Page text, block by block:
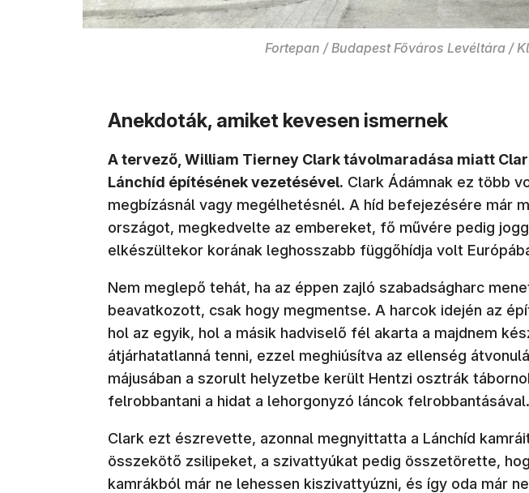
Fortepan / Budapest Főváros Levéltára /
Anekdoták, amiket kevesen ismernek
A tervező, William Tierney Clark távolmaradása miatt
Lánchíd építésének vezetésével. Clark Ádámnak ez több
megbízásnál vagy megélhetésnél. A híd befejezésére már
országot, megkedvelte az embereket, fő művére pedig
elkészültekor korának leghosszabb függőhídja volt
Nem meglepő tehát, ha az éppen zajló szabadságharc
beavatkozott, csak hogy megmentse. A harcok idején az
hol az egyik, hol a másik hadviselő fél akarta a majdnem
átjárhatatlanná tenni, ezzel meghiúsítva az ellenség
májusában a szorult helyzetbe került Hentzi osztrák
felrobbantani a hidat a lehorgonyzó láncok felrobbantásával.
Clark ezt észrevette, azonnal megnyittatta a Lánchíd
összekötő zsilipeket, a szivattyúkat pedig összetörette,
kamrákból már ne lehessen kiszivattyúzni, és így oda már